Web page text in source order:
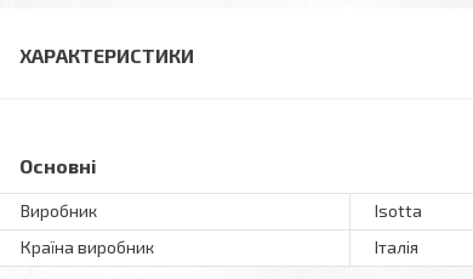
ХАРАКТЕРИСТИКИ
Основні
Виробник
Isotta
Країна виробник
Італія